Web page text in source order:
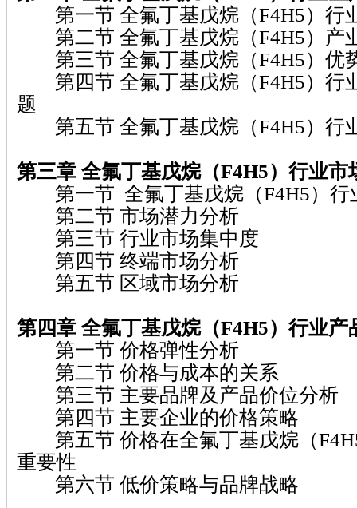
第一节 全氟丁基戊烷（F4H5）行
第二节 全氟丁基戊烷（F4H5）产
第三节 全氟丁基戊烷（F4H5）优
第四节 全氟丁基戊烷（F4H5）行
题
第五节 全氟丁基戊烷（F4H5）行
第三章 全氟丁基戊烷（F4H5）行业市
第一节 全氟丁基戊烷（F4H5）行
第二节 市场潜力分析
第三节 行业市场集中度
第四节 终端市场分析
第五节 区域市场分析
第四章 全氟丁基戊烷（F4H5）行业产
第一节 价格弹性分析
第二节 价格与成本的关系
第三节 主要品牌及产品价位分析
第四节 主要企业的价格策略
第五节 价格在全氟丁基戊烷（
重要性
第六节 低价策略与品牌战略